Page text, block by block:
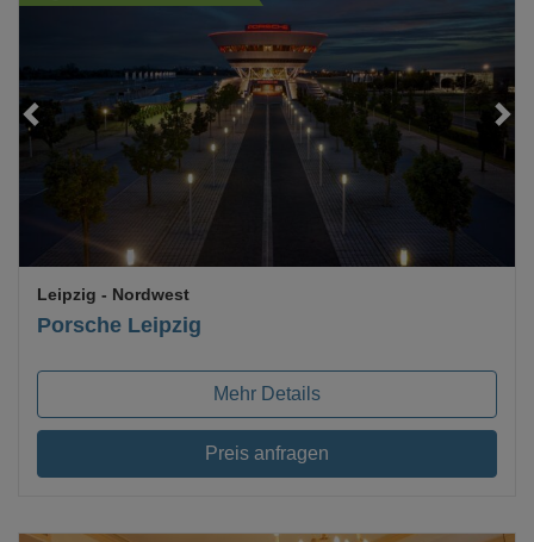
Loading...
Porsche Leipzig
Leipzig - Nordwest
Mehr Details
Preis anfragen